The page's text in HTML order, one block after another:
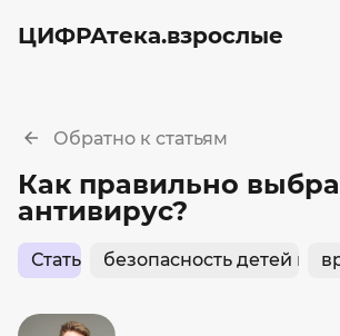
ЦИФРАтека.взрослые
Обратно к статьям
Как правильно
антивирус?
Статьи безопасность детей в